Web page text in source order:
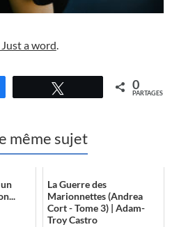
a word.
0
PARTAGES
même sujet
La Guerre des
Marionnettes (Andrea
Cort - Tome 3) | Adam-
Troy Castro